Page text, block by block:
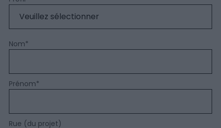
Nom*
Prénom*
Rue (du projet)